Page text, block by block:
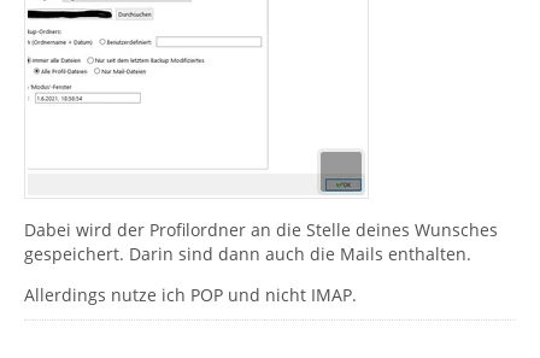
Dabei wird der Profilordner an die Stelle deines Wunsches
gespeichert. Darin sind dann auch die Mails enthalten.
Allerdings nutze ich POP und nicht IMAP.